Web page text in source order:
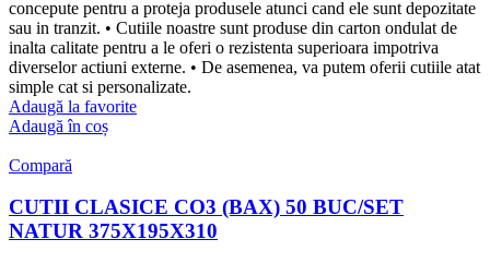
concepute pentru a proteja produsele atunci cand ele sunt depozitate
sau in tranzit. • Cutiile noastre sunt produse din carton ondulat de
inalta calitate pentru a le oferi o rezistenta superioara impotriva
diverselor actiuni externe. • De asemenea, va putem oferii cutiile atat
simple cat si personalizate.
Adaugă la favorite
Adaugă în coș
Compară
CUTII CLASICE CO3 (BAX) 50 BUC/SET
NATUR 375X195X310